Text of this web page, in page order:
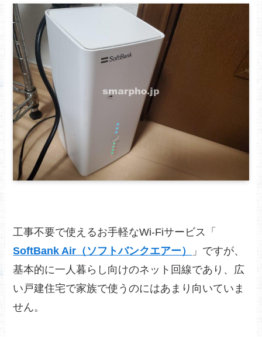
工事不要で使えるお手軽なWi-Fiサービス「
SoftBank Air（ソフトバンクエアー）
」ですが、
基本的に一人暮らし向けのネット回線であり、広
い戸建住宅で家族で使うのにはあまり向いていま
せん。